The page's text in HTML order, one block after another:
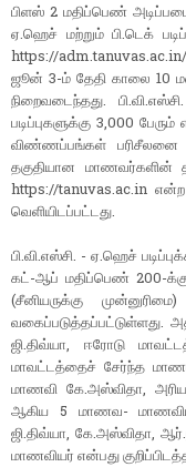
பிளஸ் 2 மதிப்பெண்
ஏ.ஹெச் மற்றும் பி.டெக்
https://
ஜூன் 3-ம் தேதி காலை 10
நிறைவடைந்தது.
படிப்புகளுக்கு 3,000
விண்ணப்பங்கள் பரிசீலனை
தகுதியான மாணவர்களின்
https://tanuvas.ac.in
வெளியிடப்பட்டது.
பி.வி.எஸ்சி. - ஏ.ஹெச்
கட்-ஆப் மதிப்பெண் 200-
(சீனியருக்கு
வகைப்படுத்தப்பட்டுள்ளது.
ஜி.திவ்யா, ஈரோடு
மாவட்டத்தைச் சேர்ந்த
மாணவி கே.அஸ்விதா,
ஆகிய 5 மாணவ-
ஜி.திவ்யா, கே.அஸ்விதா,
மாணவியர் என்பது